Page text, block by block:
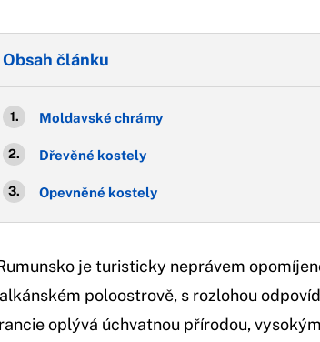
Obsah článku
Moldavské chrámy
Dřevěné kostely
Opevněné kostely
je turisticky neprávem
poloostrově, s rozlohou
oplývá úchvatnou přírodou,